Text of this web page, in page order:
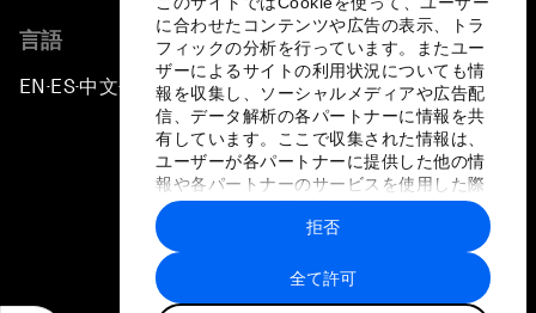
に合わせたコンテンツや広告の表示、トラ
フィックの分析を行っています。またユー
ザーによるサイトの利用状況についても情
報を収集し、ソーシャルメディアや広告配
信、データ解析の各パートナーに情報を共
有しています。ここで収集された情報は、
ユーザーが各パートナーに提供した他の情
報や各パートナーのサービスを使用した際
に収集された情報と組み合わされ、各パー
トナーによって使用されることがありま
す。
全て許可
拒否
言語
EN ▪ES▪中文▪ 日本語
プライバシーポリシーと利用規約
サイトマップ